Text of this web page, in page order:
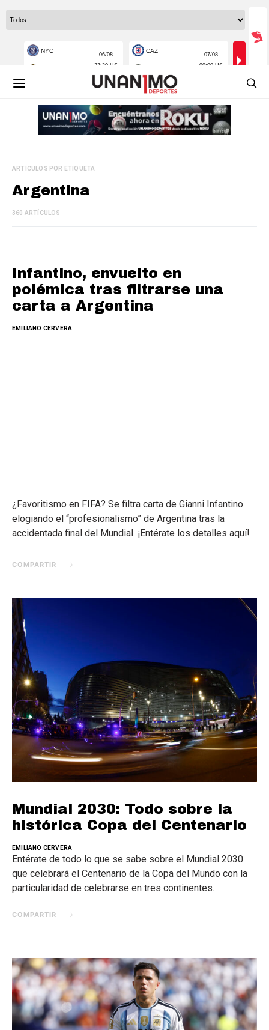
ARTÍCULOS POR ETIQUETA
Argentina
360 ARTÍCULOS
Infantino, envuelto en
polémica tras filtrarse una
carta a Argentina
EMILIANO CERVERA
¿Favoritismo en FIFA? Se filtra carta de Gianni Infantino
elogiando el “profesionalismo” de Argentina tras la
accidentada final del Mundial. ¡Entérate los detalles aquí!
COMPARTIR
Mundial 2030: Todo sobre la
histórica Copa del Centenario
EMILIANO CERVERA
Entérate de todo lo que se sabe sobre el Mundial 2030
que celebrará el Centenario de la Copa del Mundo con la
particularidad de celebrarse en tres continentes.
COMPARTIR